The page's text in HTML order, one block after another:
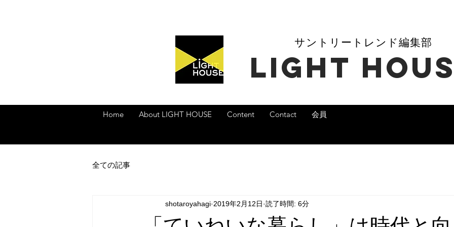
​サントリートレンド編集部
​LIGHT
Home About LIGHT HOUSE Content Contact 会員
全ての記事
shotaroyahagi 2019年2月12日 読了時間: 6分